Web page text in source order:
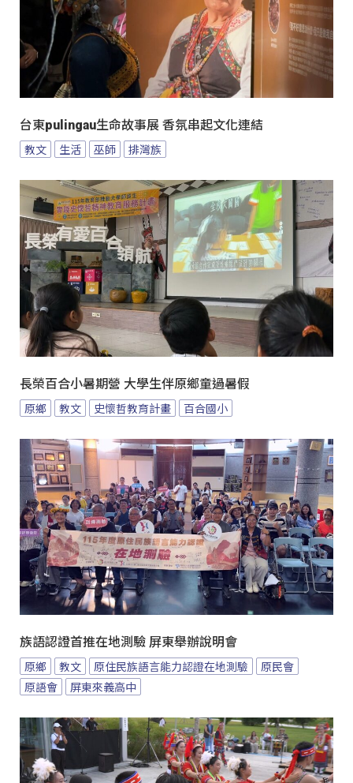
台東pulingau生命故事展 香氛串起文化連結
教文 生活 巫師 排灣族
長榮百合小暑期營 大學生伴原鄉童過暑假
原鄉 教文 史懷哲教育計畫 百合國小
族語認證首推在地測驗 屏東舉辦說明會
原鄉 教文 原住民族語言能力認證在地測驗
原民會
原語會
屏東來義高中